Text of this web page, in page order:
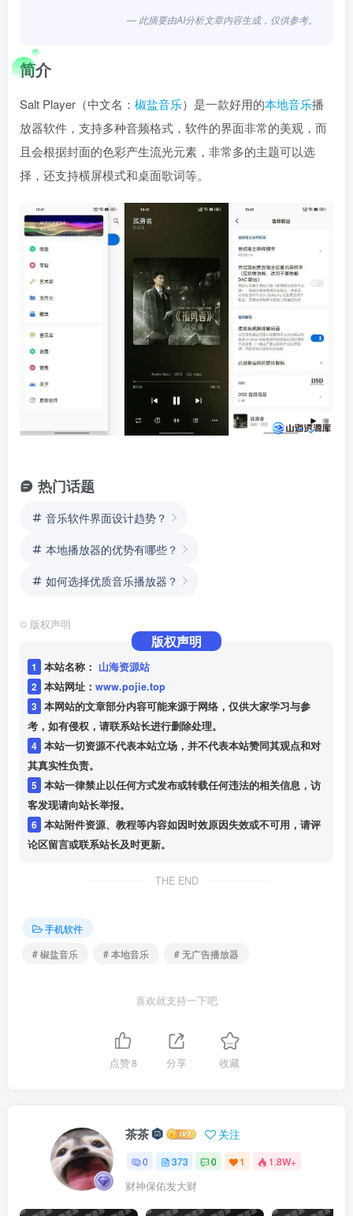
— 此摘要由AI分析文章内容生成，仅供参考。
简介
Salt Player（中文名： 椒盐音乐）是一款好用的本地音乐播
放器软件，支持多种音频格式，软件的界面非常的美观，而
且会根据封面的色彩产生流光元素，非常多的主题可以选
择，还支持横屏模式和桌面歌词等。
热门话题
音乐软件界面设计趋势？
本地播放器的优势有哪些？
如何选择优质音乐播放器？
© 版权声明
版权声明
1 本站名称： 山海资源站
2 本站网址： www.pojie.top
3 本网站的文章部分内容可能来源于网络，仅供大家学习与参
考，如有侵权，请联系站长进行删除处理。
4 本站一切资源不代表本站立场，并不代表本站赞同其观点和对
其真实性负责。
5 本站一律禁止以任何方式发布或转载任何违法的相关信息，访
客发现请向站长举报。
6 本站附件资源、教程等内容如因时效原因失效或不可用，请评
论区留言或联系站长及时更新。
THE END
手机软件
# 椒盐音乐
# 本地音乐 # 无广告播放器
喜欢就支持一下吧
点赞8 分享 收藏
茶茶 关注
0 373 0 1 1.8W+
财神保佑发大财